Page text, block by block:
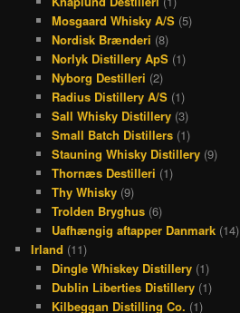
Mosgaard Whisky A/S(5)
Nordisk Brænderi (8)
Norlyk Distillery ApS(1)
Nyborg Destilleri (2)
Radius Distillery A/S(1)
Sall Whisky Distillery(3)
Small Batch Distillers(1)
Stauning Whisky Distillery(9)
Thornæs Destilleri (1)
Thy Whisky(9)
Trolden Bryghus(6)
Uafhængig aftapper Danmark(14)
Irland (11)
Dingle Whiskey Distillery(1)
Dublin Liberties Distillery(1)
Kilbeggan Distilling Co. (1)